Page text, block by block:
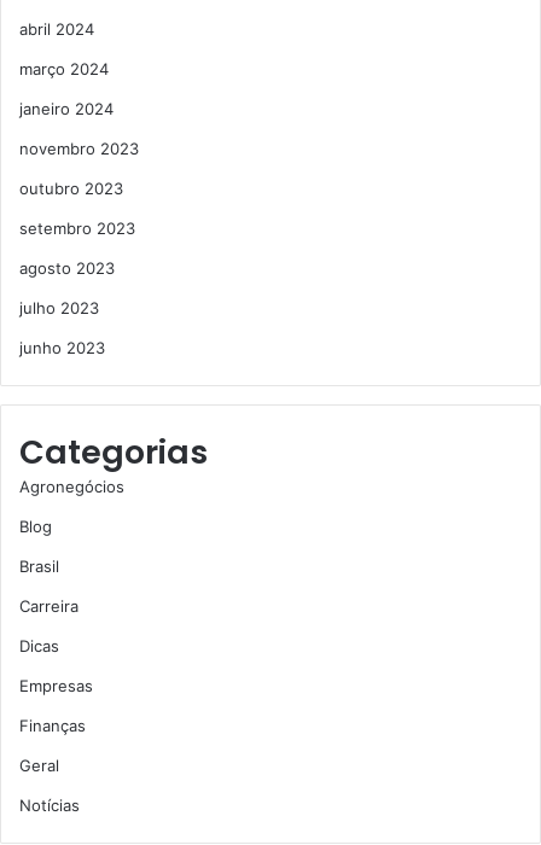
abril 2024
março 2024
janeiro 2024
novembro 2023
outubro 2023
setembro 2023
agosto 2023
julho 2023
junho 2023
Categorias
Agronegócios
Blog
Brasil
Carreira
Dicas
Empresas
Finanças
Geral
Notícias